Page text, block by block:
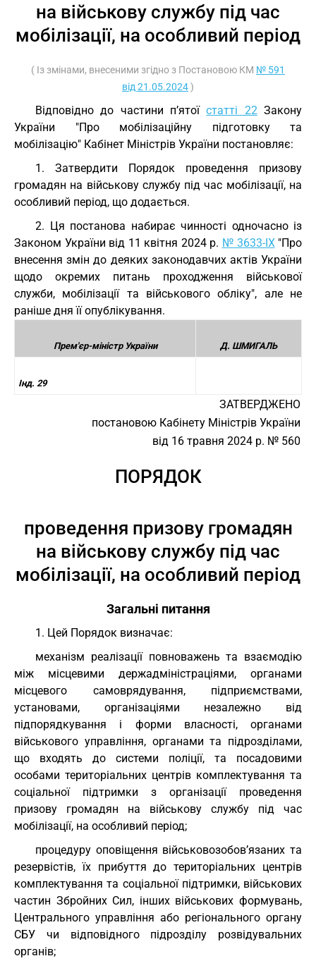
на військову службу під час
мобілізації, на особливий період
( Із змінами, внесеними згідно з Постановою КМ № 591
від 21.05.2024)
Відповідно до частини п’ятоїстатті 22Закону
України "Про мобілізаційну підготовку та
мобілізацію" Кабінет Міністрів України постановляє:
1. Затвердити Порядок проведення призову
громадян на військову службу під час мобілізації, на
особливий період, що додається.
2. Ця постанова набирає чинності одночасно із
Законом України від 11 квітня 2024 р. № 3633-IX"Про
внесення змін до деяких законодавчих актів України
щодо окремих питань проходження військової
служби, мобілізації та військового обліку", але не
раніше дня її опублікування.
Прем'єр-міністр України Д. ШМИГАЛЬ
Інд. 29
ЗАТВЕРДЖЕНО
постановою Кабінету Міністрів України
від 16 травня 2024 р. № 560
ПОРЯДОК
проведення призову громадян
на військову службу під час
мобілізації, на особливий період
Загальні питання
1. Цей Порядок визначає:
механізм реалізації повноважень та взаємодію
між місцевими держадміністраціями, органами
місцевого самоврядування, підприємствами,
установами, організаціями незалежно від
підпорядкування і форми власності, органами
військового управління, органами та підрозділами,
що входять до системи поліції, та посадовими
особами територіальних центрів комплектування та
соціальної підтримки з організації проведення
призову громадян на військову службу під час
мобілізації, на особливий період;
процедуру оповіщення військовозобов’язаних та
резервістів, їх прибуття до територіальних центрів
комплектування та соціальної підтримки, військових
частин Збройних Сил, інших військових формувань,
Центрального управління або регіонального органу
СБУ чи відповідного підрозділу розвідувальних
органів;